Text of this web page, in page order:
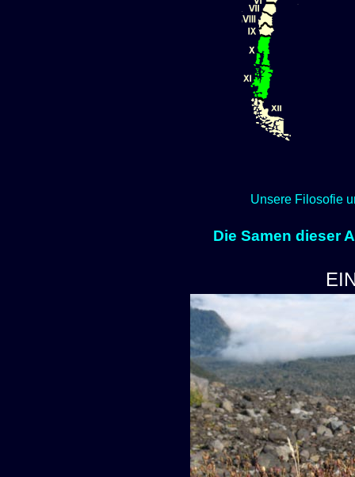
Unsere Filosofie
Die Samen dieser